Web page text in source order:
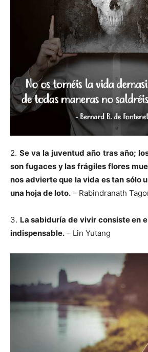
2.Se va la juventud año tras año;
son fugaces y las frágiles flores
nos advierte que la vida es tan sólo
una hoja de loto. – Rabindranath
3. La sabiduría de vivir consiste en
indispensable. – Lin Yutang